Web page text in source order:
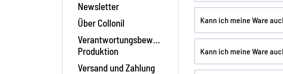
Newsletter
Über Collonil
Verantwortungsbewusste
Produktion
Versand und Zahlung
Kann ich meine Ware
Kann ich meine Ware